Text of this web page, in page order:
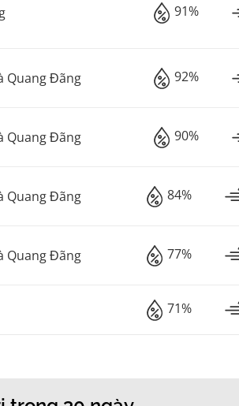
91%
Quang Đãng 92%
Quang Đãng 90%
Quang Đãng 84%
Quang Đãng 77%
71%